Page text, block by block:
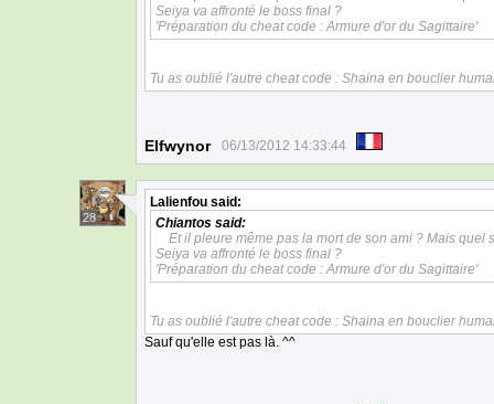
Seiya va affronté le boss final ?
'Préparation du cheat code : Armure d'or du Sagittaire'
Tu as oublié l'autre cheat code : Shaina en bouclier
Elfwynor 06/13/2012 14:33:44
28
Lalienfou said:
Chiantos said:
Et il pleure même pas la mort de son ami ? Mais quel
Seiya va affronté le boss final ?
'Préparation du cheat code : Armure d'or du Sagittaire'
Tu as oublié l'autre cheat code : Shaina en bouclier
Sauf qu'elle est pas là. ^^